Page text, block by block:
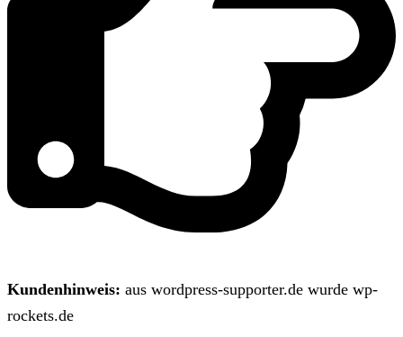
Kundenhinweis: aus wordpress-supporter.de wurde wp-
rockets.de